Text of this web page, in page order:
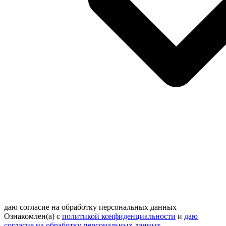
даю согласие на обработку персональных данных
Ознакомлен(а) с политикой конфиденциальности и даю